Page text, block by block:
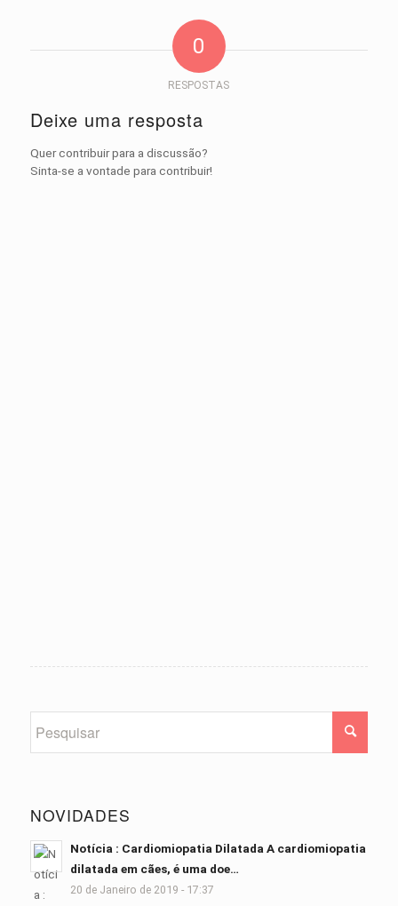
0
RESPOSTAS
Deixe uma resposta
Quer contribuir para a discussão?
Sinta-se a vontade para contribuir!
NOVIDADES
Notícia : Cardiomiopatia Dilatada A cardiomiopatia
dilatada em cães, é uma doe…
20 de Janeiro de 2019 - 17:37